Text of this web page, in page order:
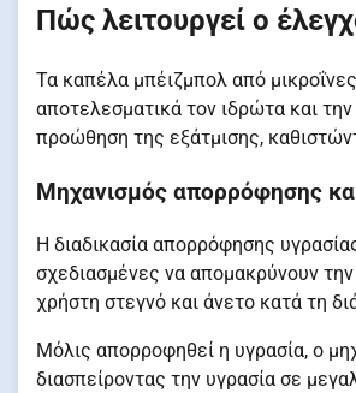
Πώς λειτουργεί ο
Τα καπέλα μπέιζμπολ από
αποτελεσματικά τον ιδρώτα και
προώθηση της εξάτμισης,
Μηχανισμός απορρόφησης
Η διαδικασία απορρόφησης
σχεδιασμένες να απομακρύνουν
χρήστη στεγνό και άνετο κατά τη
Μόλις απορροφηθεί η υγρασία, ο
διασπείροντας την υγρασία σε